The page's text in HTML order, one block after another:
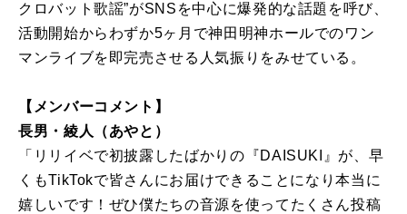
クロバット歌謡”がSNSを中心に爆発的な話題を呼び、
活動開始からわずか5ヶ月で神田明神ホールでのワン
マンライブを即完売させる人気振りをみせている。
【メンバーコメント】
長男・綾人（あやと）
「リリイベで初披露したばかりの『DAISUKI』が、早
くもTikTokで皆さんにお届けできることになり本当に
嬉しいです！ぜひ僕たちの音源を使ってたくさん投稿